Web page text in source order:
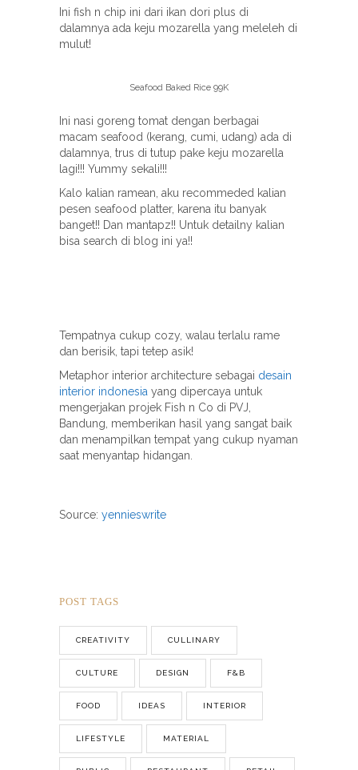
Ini fish n chip ini dari ikan dori plus di
dalamnya ada keju mozarella yang meleleh di
mulut!
Seafood Baked Rice 99K
Ini nasi goreng tomat dengan berbagai
macam seafood (kerang, cumi, udang) ada di
dalamnya, trus di tutup pake keju mozarella
lagi!!! Yummy sekali!!!
Kalo kalian ramean, aku recommeded kalian
pesen seafood platter, karena itu banyak
banget!! Dan mantapz!! Untuk detailny kalian
bisa search di blog ini ya!!
Tempatnya cukup cozy, walau terlalu rame
dan berisik, tapi tetep asik!
Metaphor interior architecture sebagai desain
interior indonesia yang dipercaya untuk
mengerjakan projek Fish n Co di PVJ,
Bandung, memberikan hasil yang sangat baik
dan menampilkan tempat yang cukup nyaman
saat menyantap hidangan.
Source: yennieswrite
POST TAGS
CREATIVITY CULLINARY
CULTURE DESIGN F&B
FOOD IDEAS INTERIOR
LIFESTYLE MATERIAL